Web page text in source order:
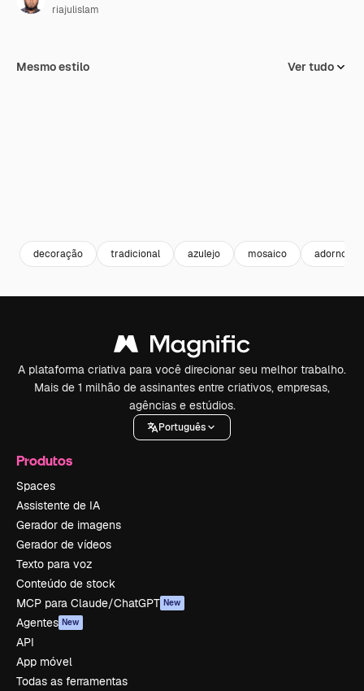
riajulislam
Mesmo estilo Ver tudo
decoração tradicional azulejo mosaico adorno
A plataforma criativa para você direcionar seu melhor trabalho.
Mais de 1 milhão de assinantes entre criativos, empresas,
agências e estúdios.
Português
Produtos
Spaces
Assistente de IA
Gerador de imagens
Gerador de vídeos
Texto para voz
Conteúdo de stock
MCP para Claude/ChatGPT New
Agentes New
API
App móvel
Todas as ferramentas